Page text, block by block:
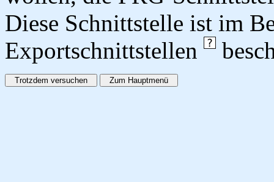
Diese Schnittstelle ist im
Exportschnittstellen